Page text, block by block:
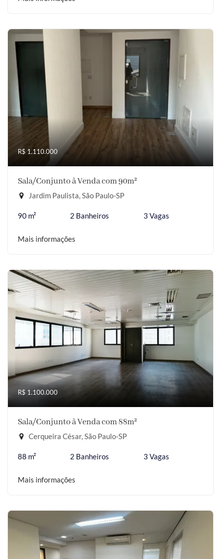
R$ 1.110.000
Sala/Conjunto à Venda com 90m²
Jardim Paulista, São Paulo-SP
90 m² 2 Banheiros 3 Vagas
Mais informações
R$ 1.100.000
Sala/Conjunto à Venda com 88m²
Cerqueira César, São Paulo-SP
88 m² 2 Banheiros 3 Vagas
Mais informações